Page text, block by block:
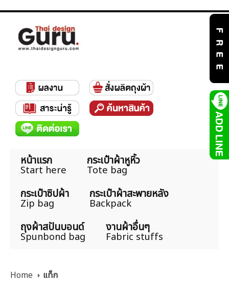
หน้าแรก
Start here
กระเป๋าผ้าหูหิ้ว
Tote bag
กระเป๋าซิปผ้า
Zip bag
กระเป๋าผ้าสะพายหลัง
Backpack
ถุงผ้าสปันบอนด์
Spunbond bag
งานผ้าอื่นๆ
Fabric stuffs
Home แท็ก